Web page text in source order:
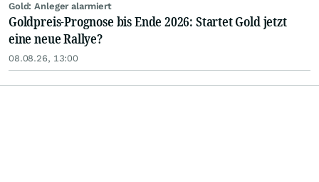
Gold: Anleger alarmiert
Goldpreis-Prognose bis Ende 2026: Startet Gold jetzt
eine neue Rallye?
08.08.26, 13:00